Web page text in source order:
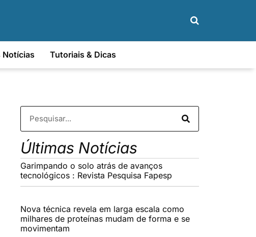
Notícias Tutoriais & Dicas
Últimas Notícias
Garimpando o solo atrás de avanços
tecnológicos : Revista Pesquisa Fapesp
Nova técnica revela em larga escala como
milhares de proteínas mudam de forma e se
movimentam